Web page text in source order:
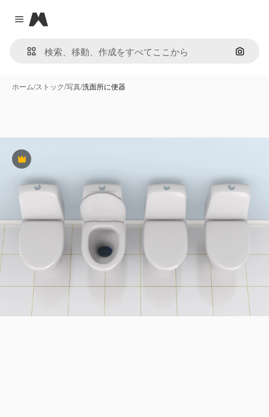
Close menu
Magnific
画像で
ホーム/ストック/写真/洗面所に便器
Premium